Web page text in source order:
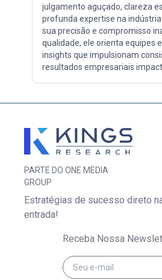
julgamento aguçado, clareza
profunda expertise na
sua precisão e compromisso
qualidade, ele orienta equipes
insights que impulsionam
resultados empresariais
PARTE DO ONE MEDIA
GROUP
Estratégias de sucesso direto
entrada!
Receba Nossa